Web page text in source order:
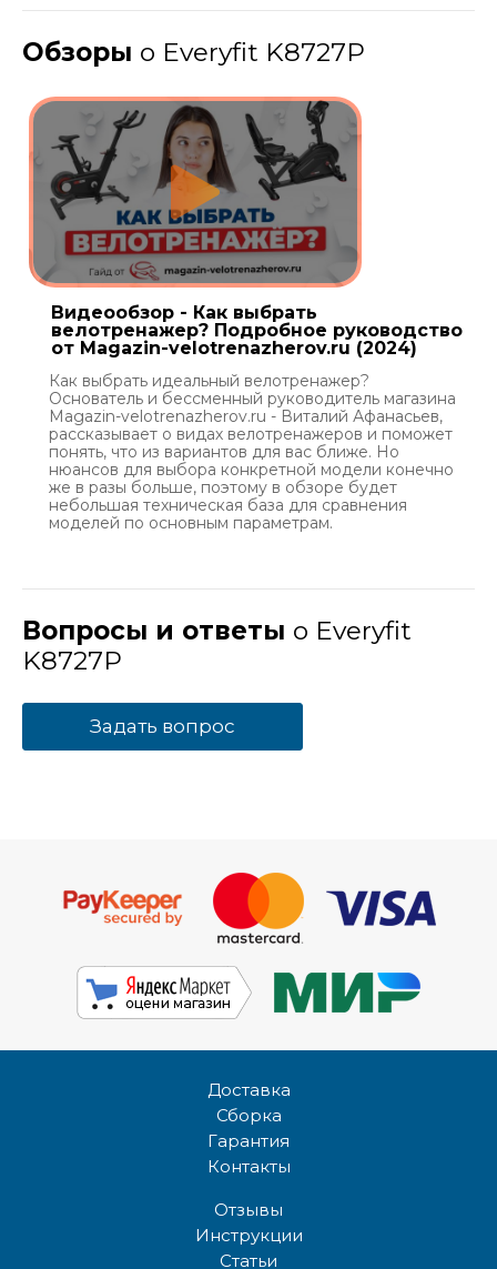
Обзоры о Everyfit K8727P
Видеообзор - Как выбрать
велотренажер? Подробное руководство
от Magazin-velotrenazherov.ru (2024)
Как выбрать идеальный велотренажер?
Основатель и бессменный руководитель магазина
Magazin-velotrenazherov.ru - Виталий Афанасьев,
рассказывает о видах велотренажеров и поможет
понять, что из вариантов для вас ближе. Но
нюансов для выбора конкретной модели конечно
же в разы больше, поэтому в обзоре будет
небольшая техническая база для сравнения
моделей по основным параметрам.
Вопросы и ответы о Everyfit
K8727P
Задать вопрос
Доставка
Сборка
Гарантия
Контакты
Отзывы
Инструкции
Статьи